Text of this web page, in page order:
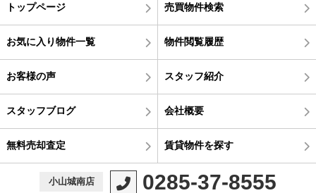
トップページ 売買物件検索
お気に入り物件一覧 物件閲覧履歴
お客様の声 スタッフ紹介
スタッフブログ 会社概要
無料売却査定 賃貸物件を探す
小山城南店 0285-37-8555